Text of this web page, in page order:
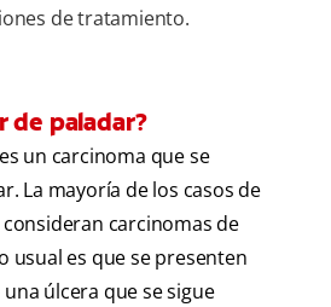
de tratamiento.
de paladar?
un carcinoma que se
La mayoría de los casos de
carcinomas de
usual es que se presenten
úlcera que se sigue